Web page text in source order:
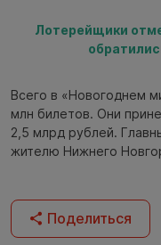
Лотерейщики
Всего в «Новогоднем
млн билетов. Они
2,5 млрд рублей.
жителю Нижнего
Поделиться